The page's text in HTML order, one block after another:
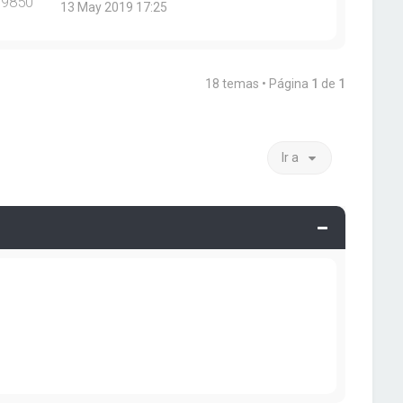
13 May 2019 17:25
18 temas • Página 1 de 1
Ir a